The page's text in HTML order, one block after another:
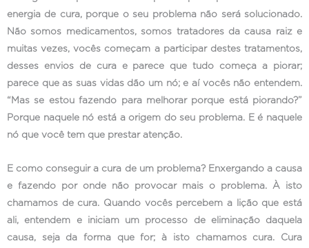
energia de cura, porque o seu problema não será solucionado.
Não somos medicamentos, somos tratadores da causa raiz e
muitas vezes, vocês começam a participar destes tratamentos,
desses envios de cura e parece que tudo começa a piorar;
parece que as suas vidas dão um nó; e aí vocês não entendem.
“Mas se estou fazendo para melhorar porque está piorando?”
Porque naquele nó está a origem do seu problema. E é naquele
nó que você tem que prestar atenção.
E como conseguir a cura de um problema? Enxergando a causa
e fazendo por onde não provocar mais o problema. À isto
chamamos de cura. Quando vocês percebem a lição que está
ali, entendem e iniciam um processo de eliminação daquela
causa, seja da forma que for; à isto chamamos cura. Cura